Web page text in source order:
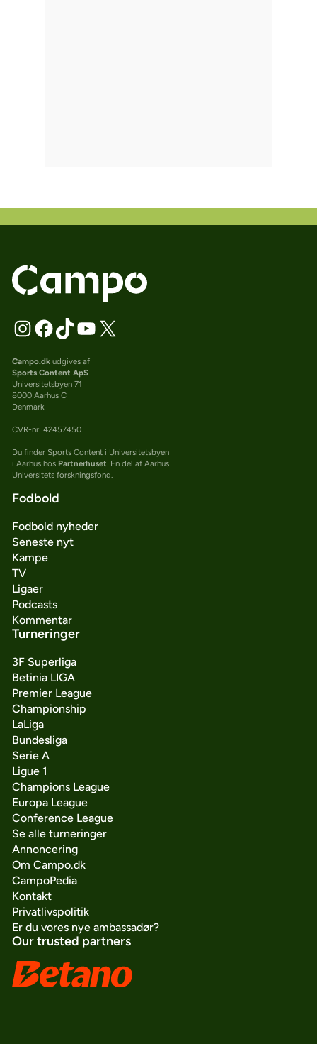
Campo.dkudgives af
Sports Content ApS
Universitetsbyen 71
8000 Aarhus C
Denmark
CVR-nr: 42457450
Du finder Sports Content i Universitetsbyen
i Aarhus hos Partnerhuset. En del af Aarhus
Universitets forskningsfond.
Fodbold
Fodbold nyheder
Seneste nyt
Kampe
TV
Ligaer
Podcasts
Kommentar
Turneringer
3F Superliga
Betinia LIGA
Premier League
Championship
LaLiga
Bundesliga
Serie A
Ligue 1
Champions League
Europa League
Conference League
Se alle turneringer
Annoncering
Om Campo.dk
CampoPedia
Kontakt
Privatlivspolitik
Er du vores nye ambassadør?
Our trusted partners